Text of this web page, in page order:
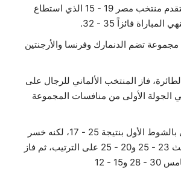
وانتهى الشوط الأول بتقدم منتخب مصر 19 - 15 الذي استطاع
فائزاً 35 - 32.
تضم الدنمارك وفرنسا والأرجنتين
فاز المنتخب الألماني للرجال على
الياباني 3 -2 في الجولة الأولى من منافسات المجموعة
وفاز المنتخب الألماني بالشوط الأول بنتيجة 25 - 17، لكنه خسر
الشوطين الثاني والثالث 23 - 25 و20 - 25 على الترتيب، ثم فاز
- 12